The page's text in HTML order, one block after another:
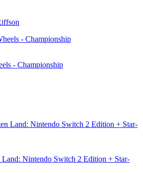
- Championship
Nintendo Switch 2 Edition + Star-